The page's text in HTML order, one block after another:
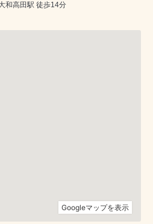
和高田駅 徒歩14分